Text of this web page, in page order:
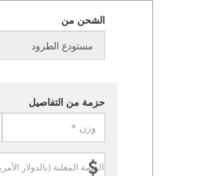
الشحن من
حزمة من التفاصيل